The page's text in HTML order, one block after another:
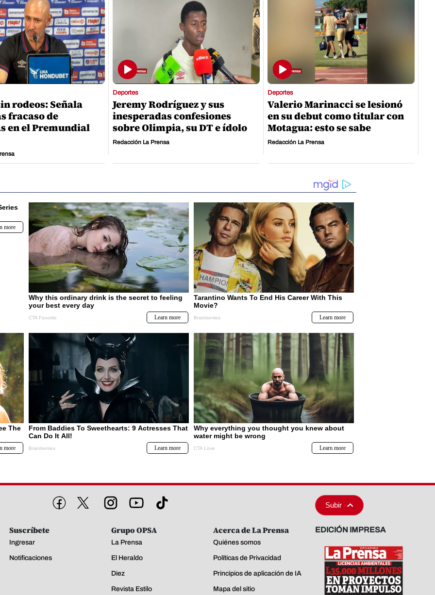
rodeos: Señala
fracaso de
en el Premundial
Deportes
Jeremy Rodríguez y sus
inesperadas confesiones
sobre Olimpia, su DT e ídolo
Redacción La Prensa
Deportes
Valerio Marinacci se lesionó
en su debut como titular con
Motagua: esto se sabe
Redacción La Prensa
Subir
Suscríbete
Ingresar
Notificaciones
Grupo OPSA
La Prensa
El Heraldo
Diez
Revista Estilo
Acerca de La Prensa
Quiénes somos
Políticas de Privacidad
Principios de aplicación de IA
Mapa del sitio
EDICIÓN IMPRESA